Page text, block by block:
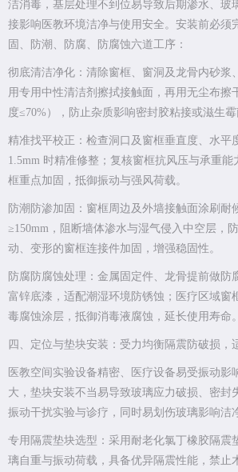
洁消毒，基层处理不到位易导致后期渗水、玻
接影响医教环境洁净与使用安全。安装前必须
固、防潮、防腐、防腐蚀六道工序：
彻底清洁净化：清除窗框、窗洞及龙骨内砂浆
用专用中性清洁剂擦拭接触面，再用无尘布擦
度≤70%），防止杂质影响密封胶粘接或滋生霉
精准找平校正：检查洞口及窗框垂直度、水平
1.5mm 时精准修整；复核窗框抗风压与承重
框重点加固，抵御振动与强风荷载。
防潮防渗加固：窗框周边及外墙接触面涂刷耐
≥150mm，阻断墙体渗水与湿气侵入中空层，
动、变形的窗框连接件加固，增强稳固性。
防腐防腐蚀处理：金属固定件、龙骨提前做防
富锌底漆，适配潮湿环境防锈蚀；医疗区域窗
毒腐蚀涂层，抵御消毒液腐蚀，延长使用寿命。
四、定位与垫块安装：受力均衡隔震防破损，
医教空间实验设备精密、医疗设备易受振动影
大，垫块安装不当易导致玻璃应力破损、密封
振动干扰实验与诊疗，同时易划伤玻璃影响洁
专用隔震垫块选型：采用耐老化氯丁橡胶隔震
璃自重与振动荷载，具备优异隔震性能，禁止